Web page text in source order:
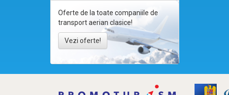
Oferte de la toate companiile de
transport aerian clasice!
Vezi oferte!